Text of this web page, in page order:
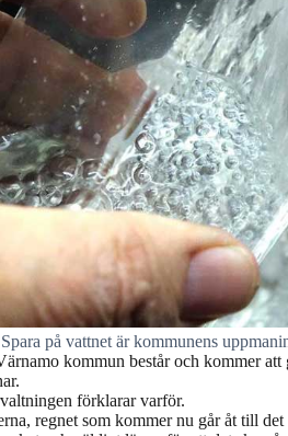
på vattnet är kommunens
kommun består och kommer att
förklarar varför.
regnet som kommer nu går åt till det